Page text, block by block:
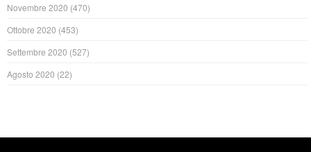
Novembre 2020 (470)
Ottobre 2020 (453)
Settembre 2020 (527)
Agosto 2020 (22)